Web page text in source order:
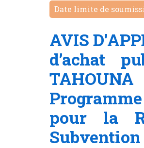
Date limite de
AVIS
d’achat
pour la
Subvention